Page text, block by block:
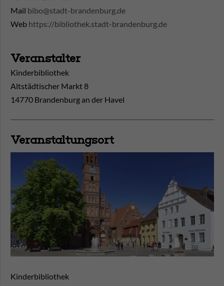
Mail bibo@stadt-brandenburg.de
Web https://bibliothek.stadt-brandenburg.de
Veranstalter
Kinderbibliothek
Altstädtischer Markt 8
14770 Brandenburg an der Havel
Veranstaltungsort
Kinderbibliothek